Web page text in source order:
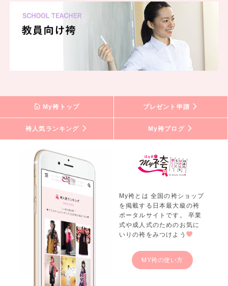
My袴トップ プレゼント申請
袴人気ランキング My袴ブログ
My袴とは 全国の袴ショップ
を掲載する日本最大級の袴
ポータルサイトです。 卒業
式や成人式のためのお気に
いりの袴をみつけよう
MY袴の使い方